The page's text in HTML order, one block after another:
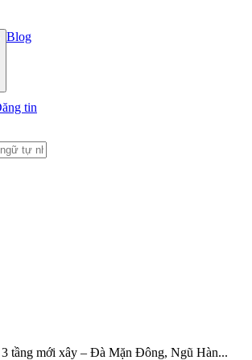
Blog
tin
3 tầng mới xây – Đà Mặn Đông, Ngũ Hàn...